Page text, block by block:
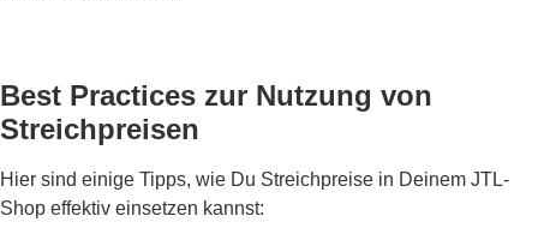
Best Practices zur Nutzung von
Streichpreisen
Hier sind einige Tipps, wie Du Streichpreise in Deinem JTL-
Shop effektiv einsetzen kannst: